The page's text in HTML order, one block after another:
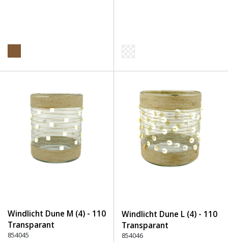
Windlicht Dune M (4) - 110
Transparant
854045
Windlicht Dune L (4) - 110
Transparant
854046